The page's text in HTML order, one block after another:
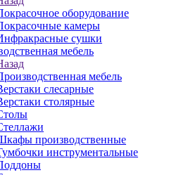
оборудование
камеры
сушки
мебель
мебель
слесарные
столярные
производственные
инструментальные